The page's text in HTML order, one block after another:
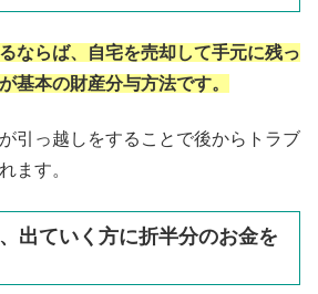
ならば、自宅を売却して手元に残っ
基本の財産分与方法です。
引っ越しをすることで後からトラブ
ます。
出ていく方に折半分のお金を